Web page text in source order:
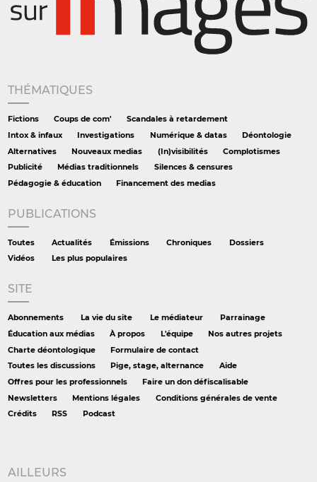
THÉMATIQUES
Fictions Coups de com'
Scandales à retardement
Intox & infaux
Investigations Numérique & datas
Déontologie
Alternatives
Nouveaux medias (In)visibilités
Complotismes
Publicité
Médias traditionnels
Silences & censures
Pédagogie & éducation
Financement des medias
PUBLICATIONS
Toutes Actualités Émissions Chroniques
Dossiers
Vidéos
Les plus populaires
SITE
Abonnements La vie du site Le médiateur
Parrainage
Éducation aux médias
À propos L'équipe
Nos autres projets
Charte déontologique
Formulaire de contact
Toutes les discussions
Pige, stage, alternance
Aide
Offres pour les professionnels
Faire un don défiscalisable
Newsletters
Mentions légales
Conditions générales de vente
Crédits
RSS Podcast
AILLEURS